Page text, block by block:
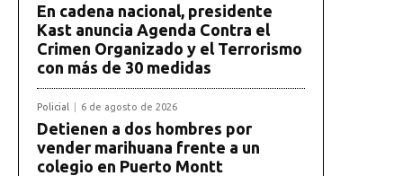
En cadena nacional, presidente
Kast anuncia Agenda Contra el
Crimen Organizado y el Terrorismo
con más de 30 medidas
Policial 6 de agosto de 2026
Detienen a dos hombres por
vender marihuana frente a un
colegio en Puerto Montt